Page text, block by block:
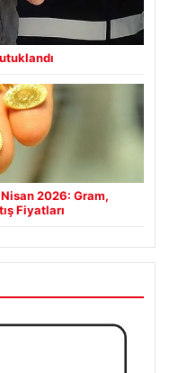
2026: Gram,
Fiyatları